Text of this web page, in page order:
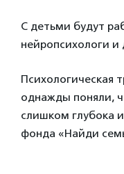
С детьми будут
нейропсихологи и
Психологическая
однажды поняли,
слишком глубока
фонда «Найди